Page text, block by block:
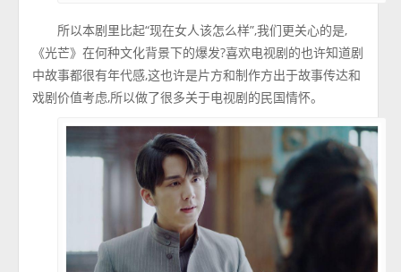
所以本剧里比起“现在女人该怎么样”,我们更关心的是,
《光芒》在何种文化背景下的爆发?喜欢电视剧的也许知道剧
中故事都很有年代感,这也许是片方和制作方出于故事传达和
戏剧价值考虑,所以做了很多关于电视剧的民国情怀。